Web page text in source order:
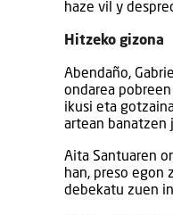
haze vil y
Hitzeko gizona
Abendaño,
ondarea
ikusi eta
artean banatzen
Aita Santuaren
han, preso egon
debekatu zuen